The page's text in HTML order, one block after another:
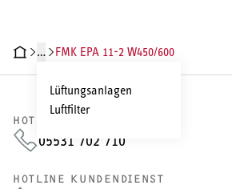
DATENDOKUMENTE
…
Lüftungsanlagen
Luftfilter
FMK EPA 11-2 W450/600
HOTLINE VERTRIEB
05531 702 710
HOTLINE KUNDENDIENST